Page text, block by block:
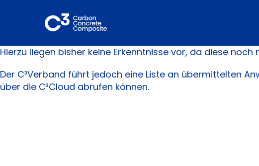
Hierzu liegen bisher keine Erkenntnisse vor, da diese
Der C³Verband führt jedoch eine Liste an übermittelten
über die C³Cloud abrufen können.